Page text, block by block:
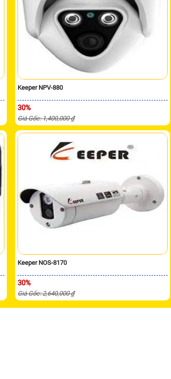
Keeper NPV-880
30%
Giá Gốc: 1,400,000 ₫
Keeper NOS-8170
30%
Giá Gốc: 2,640,000 ₫